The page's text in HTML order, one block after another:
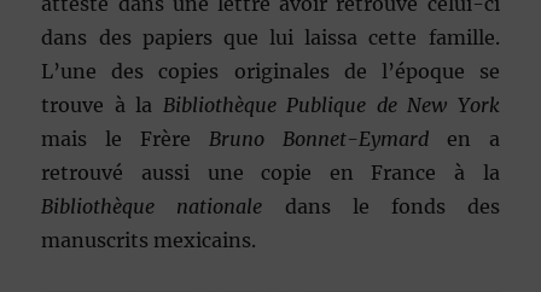
dans des papiers que lui laissa cette famille.
L’une des copies originales de l’époque se
trouve à la Bibliothèque Publique de New York
mais le Frère Bruno Bonnet-Eymarden a
retrouvé aussi une copie en France à la
Bibliothèque nationale dans le fonds des
manuscrits mexicains.